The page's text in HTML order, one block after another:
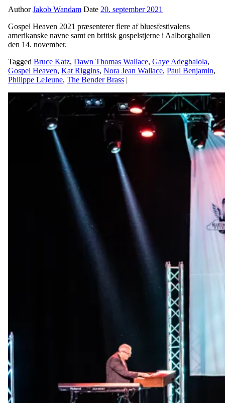
AuthorJakob Wandam Date 20. september 2021
Gospel Heaven 2021 præsenterer flere af bluesfestivalens
amerikanske navne samt en britisk gospelstjerne i Aalborghallen
den 14. november.
Tagged Bruce Katz, Dawn Thomas Wallace, Gaye Adegbalola,
Gospel Heaven, Kat Riggins, Nora Jean Wallace, Paul Benjamin,
Philippe LeJeune, The Bender Brass |